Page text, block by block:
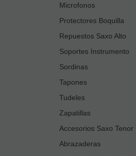
Microfonos
Protectores Boquilla
Repuestos Saxo Alto
Soportes Instrumento
Sordinas
Tapones
Tudeles
Zapatillas
Accesorios Saxo Tenor
Abrazaderas